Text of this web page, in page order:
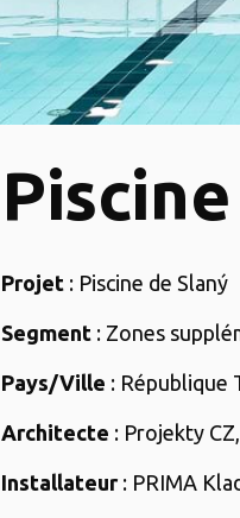
Projet : Piscine de Slaný
Segment : Zones
Pays/Ville : République
Architecte : Projekty
Installateur: PRIMA